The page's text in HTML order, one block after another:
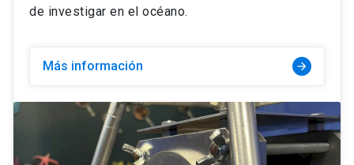
de investigar en el océano.
Más información arrow_forward